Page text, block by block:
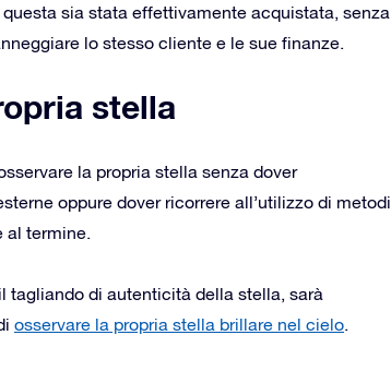
sia stata effettivamente acquistata, senza
lo stesso cliente e le sue finanze.
stella
la propria stella senza dover
oppure dover ricorrere all’utilizzo di metodi
al termine.
tagliando di autenticità della stella, sarà
osservare la propria stella brillare nel cielo.